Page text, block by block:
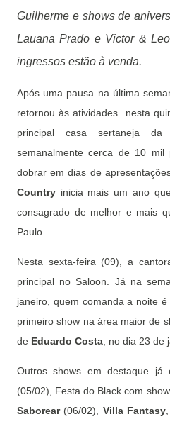
Guilherme e shows de
Lauana Prado e Victor &
ingressos estão à venda.
Após uma pausa na última
retornou às atividades nesta
principal casa sertaneja da
semanalmente cerca de 10 mil
dobrar em dias de
Country inicia mais um ano
consagrado de melhor e mais
Paulo.
Nesta sexta-feira (09), a
principal no Saloon. Já na
janeiro, quem comanda a noite é
primeiro show na área maior de
de Eduardo Costa , no dia 23 de
Outros shows em destaque já
(05/02), Festa do Black com
Saborear (06/02), Villa Fantasy